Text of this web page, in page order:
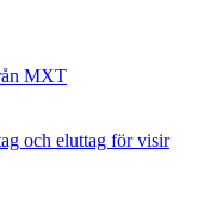
MXT
och eluttag för visir